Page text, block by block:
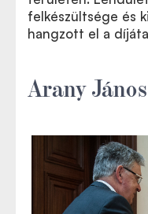
felkészültsége és
hangzott el a
Arany